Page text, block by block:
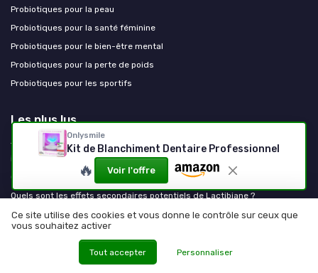
Onlysmile
Kit de Blanchiment Dentaire Professionnel
🔥 Voir l'offre
Probiotiques pour la peau
Probiotiques pour la santé féminine
Probiotiques pour le bien-être mental
Probiotiques pour la perte de poids
Probiotiques pour les sportifs
Les plus lus
Tout savoir sur l'akkermansia muciniphila probiotique pour une santé
intestinale optimale
Quand prendre ses probiotiques : avant ou après les repas ?
Quels sont les effets secondaires potentiels de Lactibiane ?
Probiotique ergyphilus : tout ce que vous devez savoir
Ce site utilise des cookies et vous donne le contrôle sur ceux que
vous souhaitez activer
Tout accepter Personnaliser